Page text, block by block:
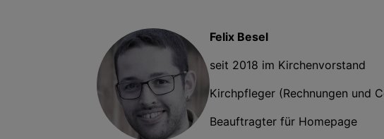
Felix Besel
seit 2018 im Kirchenvorstand
Kirchpfleger (Rechnungen und
Beauftragter für Homepage